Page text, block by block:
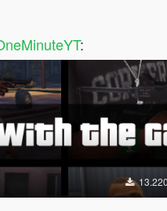
:
13.220